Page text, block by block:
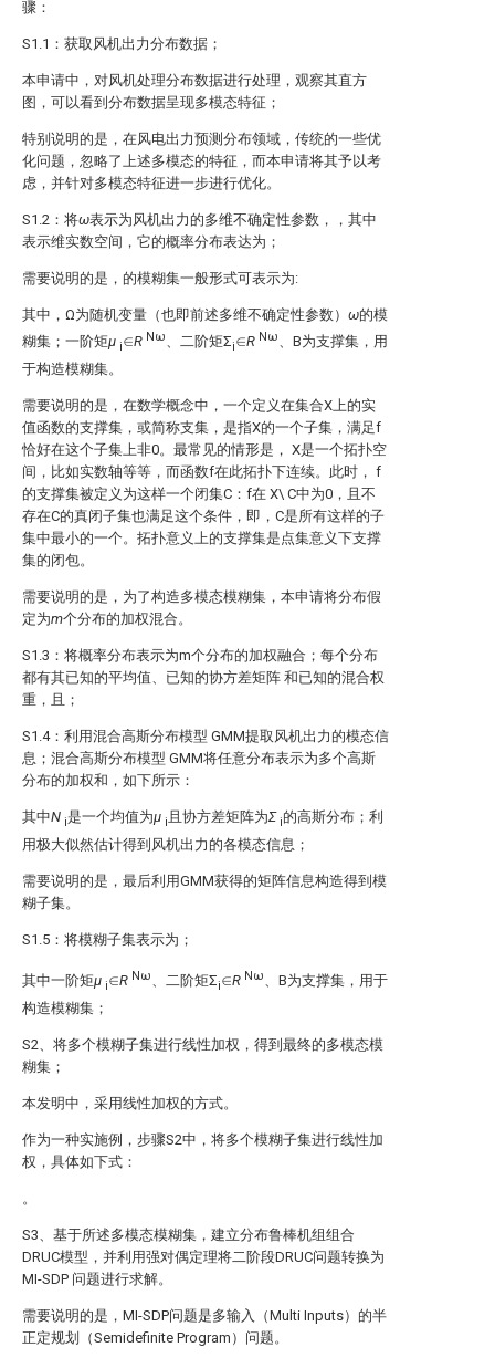
骤：
S1.1：获取风机出力分布数据；
本申请中，对风机处理分布数据进行处理，观察其直方
图，可以看到分布数据呈现多模态特征；
特别说明的是，在风电出力预测分布领域，传统的一些优
化问题，忽略了上述多模态的特征，而本申请将其予以考
虑，并针对多模态特征进一步进行优化。
S1.2：将ω表示为风机出力的多维不确定性参数，
，其中
表示维实数空间，它的概率分布表达为 ；
需要说明的是， 的模糊集一般形式可表示为:
其中，Ω为随机变量（也即前述多维不确定性参数） ω的模
糊集；一阶矩μ i∈R Nω、二阶矩Σi∈R Nω、B为支撑集，用
于构造模糊集。
需要说明的是，在数学概念中，一个定义在集合X上的实
值函数的支撑集，或简称支集，是指X的一个子集，满足f
恰好在这个子集上非0。最常见的情形是， X是一个拓扑空
间，比如实数轴等等，而函数f在此拓扑下连续。此时， f
的支撑集被定义为这样一个闭集C：f在 X\ C中为0，且不
存在C的真闭子集也满足这个条件，即，C是所有这样的子
集中最小的一个。拓扑意义上的支撑集是点集意义下支撑
集的闭包。
需要说明的是，为了构造多模态模糊集，本申请将分布假
定为m个分布的加权混合。
S1.3：将概率分布表示为m个分布的加权融合 ；每个分布
都有其已知的平均值、已知的协方差矩阵 和已知的混合权
重 ， 且 ；
S1.4：利用混合高斯分布模型 GMM提取风机出力的模态信
息 ；混合高斯分布模型 GMM将任意分布表示为多个高斯
分布的加权和，如下所示：
其中N i是一个均值为μ i 且协方差矩阵为Σ i的高斯分布；利
用极大似然估计得到风机出力的各模态信息 ；
需要说明的是，最后利用GMM获得的矩阵信息构造得到模
糊子集。
S1.5：将模糊子集表示为；
其中一阶矩μ i∈R Nω、二阶矩Σi∈R Nω、B为支撑集，用于
构造模糊集；
S2、将多个模糊子集进行线性加权，得到最终的多模态模
糊集；
本发明中，采用线性加权的方式。
作为一种实施例，步骤S2中，将多个模糊子集进行线性加
权，具体如下式：
。
S3、基于所述多模态模糊集，建立分布鲁棒机组组合
DRUC模型，并利用强对偶定理将二阶段DRUC问题转换为
MI-SDP 问题进行求解。
需要说明的是，MI-SDP问题是多输入（Multi Inputs）的半
正定规划（Semidefinite Program）问题。